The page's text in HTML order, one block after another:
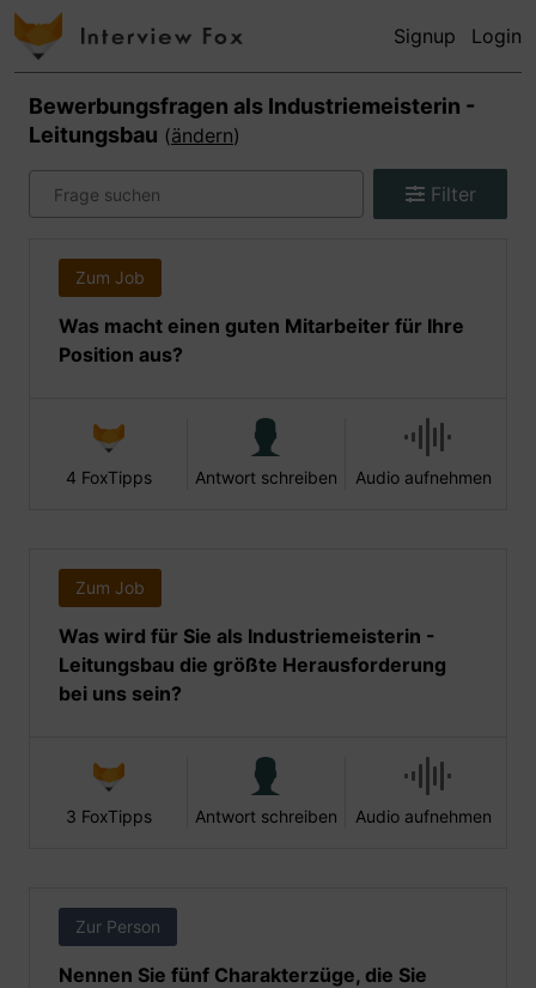
Signup Login
Bewerbungsfragen als Industriemeisterin -
Leitungsbau (ändern)
Filter
Zum Job
Was macht einen guten Mitarbeiter für Ihre
Position aus?
4 FoxTipps Antwort schreiben Audio aufnehmen
Zum Job
Was wird für Sie als Industriemeisterin -
Leitungsbau die größte Herausforderung
bei uns sein?
3 FoxTipps Antwort schreiben Audio aufnehmen
Zur Person
Nennen Sie fünf Charakterzüge, die Sie